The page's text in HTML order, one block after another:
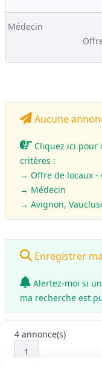
Médecin
Aucune
Cliquez ici pour
critères :
→ Offre de locaux -
→ Médecin
→ Avignon,
Enregistrer
Alertez-moi si
ma recherche est
4 annonce(s)
1